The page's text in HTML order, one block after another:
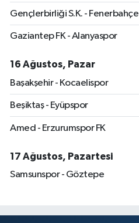
Gençlerbirliği S.K. - Fenerbahçe
Gaziantep FK - Alanyaspor
16 Ağustos, Pazar
Başakşehir - Kocaelispor
Beşiktaş - Eyüpspor
Amed - Erzurumspor FK
17 Ağustos, Pazartesi
Samsunspor - Göztepe